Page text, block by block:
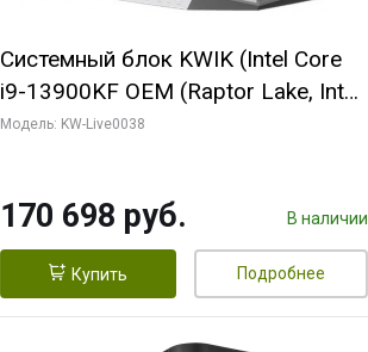
Системный блок KWIK (Intel Core
i9-13900KF OEM (Raptor Lake, Intel
7, C24 16EC/8P/ 32 ГБ ОЗУ (2
2xDP 2/ 960 ГБ SSD)
Модель: KW-Live0038
170 698 руб. В наличии
Купить Подробнее